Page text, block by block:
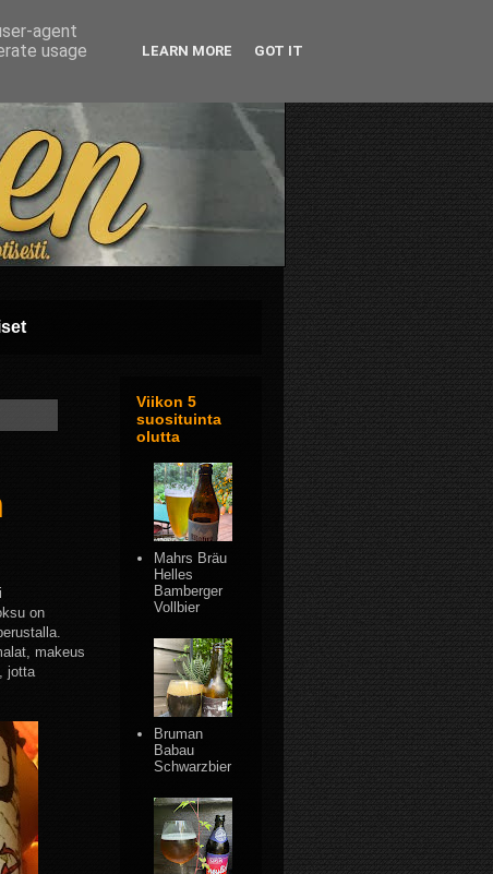
on
makeus
jotta
Viikon 5
suosituinta
olutta
Mahrs Bräu
Helles
Bamberger
Vollbier
Bruman
Babau
Schwarzbier
agent
usage
LEARN MORE GOT IT